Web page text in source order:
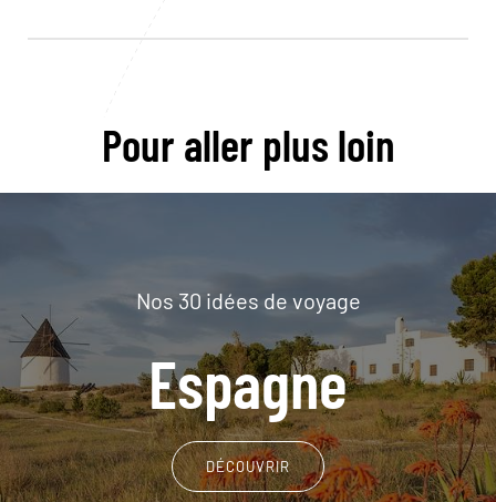
Pour aller plus loin
Nos 30 idées de voyage
Espagne
DÉCOUVRIR